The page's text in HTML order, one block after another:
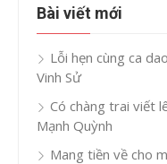
Bài viết mới
Lỗi hẹn cùng ca
Vinh Sử
Có chàng trai viết
Mạnh Quỳnh
Mang tiền về cho